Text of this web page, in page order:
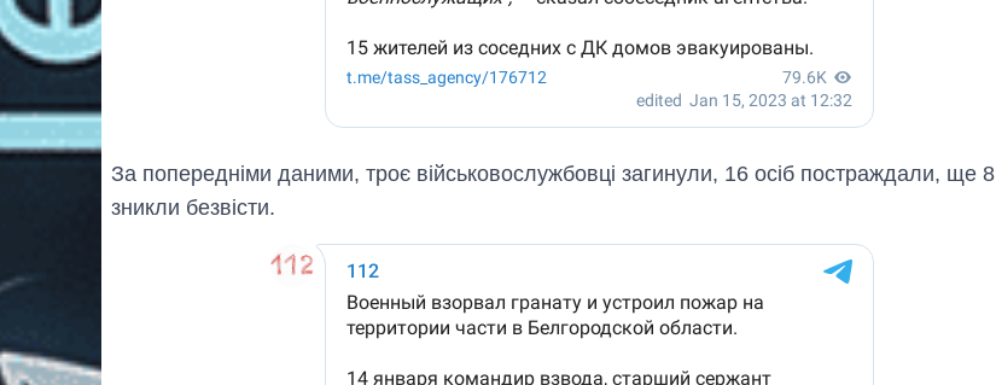
За попередніми даними, троє військовослужбовці загинули, 16 осіб постраждали, ще 8
зникли безвісти.